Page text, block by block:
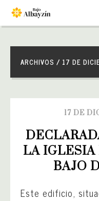
ARCHIVOS / 17 DE
17 DE
LA
BAJO
Este edificio,